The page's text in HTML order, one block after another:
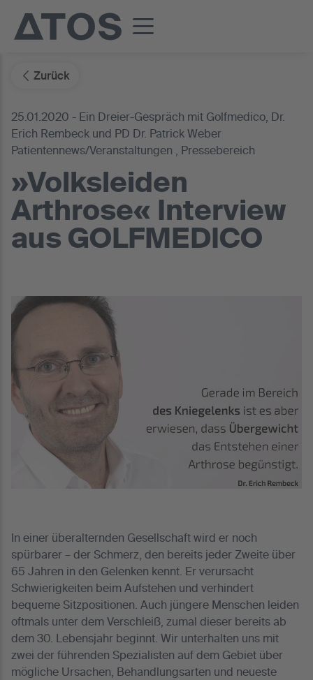
Zurück
25.01.2020 - Ein Dreier-Gespräch mit Golfmedico, Dr.
Erich Rembeck und PD Dr. Patrick Weber
Patientennews/Veranstaltungen , Pressebereich
»Volksleiden
Arthrose« Interview
aus GOLFMEDICO
In einer überalternden Gesellschaft wird er noch
spürbarer – der Schmerz, den bereits jeder Zweite über
65 Jahren in den Gelenken kennt. Er verursacht
Schwierigkeiten beim Aufstehen und verhindert
bequeme Sitzpositionen. Auch jüngere Menschen leiden
oftmals unter dem Verschleiß, zumal dieser bereits ab
dem 30. Lebensjahr beginnt. Wir unterhalten uns mit
zwei der führenden Spezialisten auf dem Gebiet über
mögliche Ursachen, Behandlungsarten und neueste